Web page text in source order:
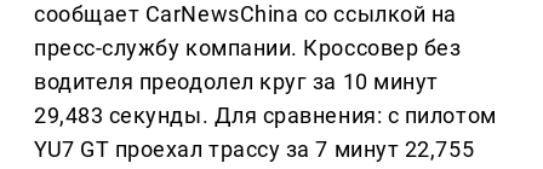
сообщает CarNewsChina со ссылкой на
пресс-службу компании. Кроссовер без
водителя преодолел круг за 10 минут
29,483 секунды. Для сравнения: с пилотом
YU7 GT проехал трассу за 7 минут 22,755